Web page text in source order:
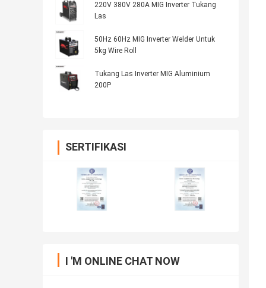
220V 380V 280A MIG Inverter Tukang
Las
50Hz 60Hz MIG Inverter Welder Untuk
5kg Wire Roll
Tukang Las Inverter MIG Aluminium
200P
SERTIFIKASI
I 'M ONLINE CHAT NOW